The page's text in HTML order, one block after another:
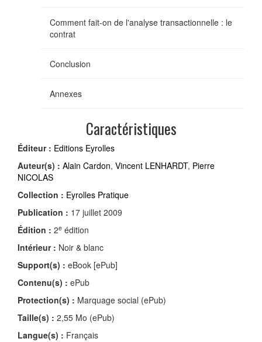
Comment fait-on de l'analyse transactionnelle : le
contrat
Conclusion
Annexes
Caractéristiques
Éditeur : Editions Eyrolles
Auteur(s) : Alain Cardon, Vincent LENHARDT, Pierre
NICOLAS
Collection : Eyrolles Pratique
Publication : 17 juillet 2009
Édition : 2e édition
Intérieur : Noir & blanc
Support(s) : eBook [ePub]
Contenu(s) : ePub
Protection(s) : Marquage social (ePub)
Taille(s) : 2,55 Mo (ePub)
Langue(s) : Français